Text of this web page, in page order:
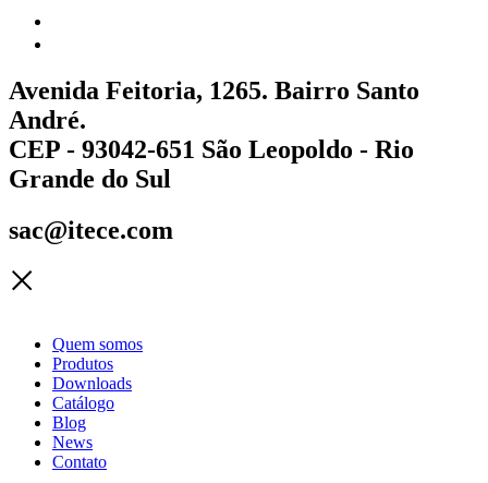
Avenida Feitoria, 1265. Bairro Santo
André.
CEP - 93042-651 São Leopoldo - Rio
Grande do Sul
sac@itece.com
Quem somos
Produtos
Downloads
Catálogo
Blog
News
Contato